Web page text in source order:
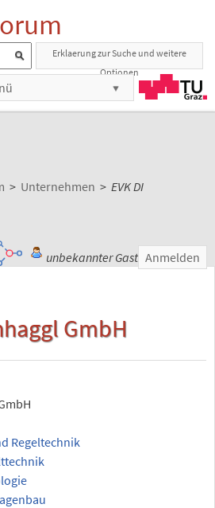
Erklaerung zur Suche und weitere
Optionen
> Unternehmen > EVK DI
unbekannter Gast Anmelden
GmbH
Regeltechnik